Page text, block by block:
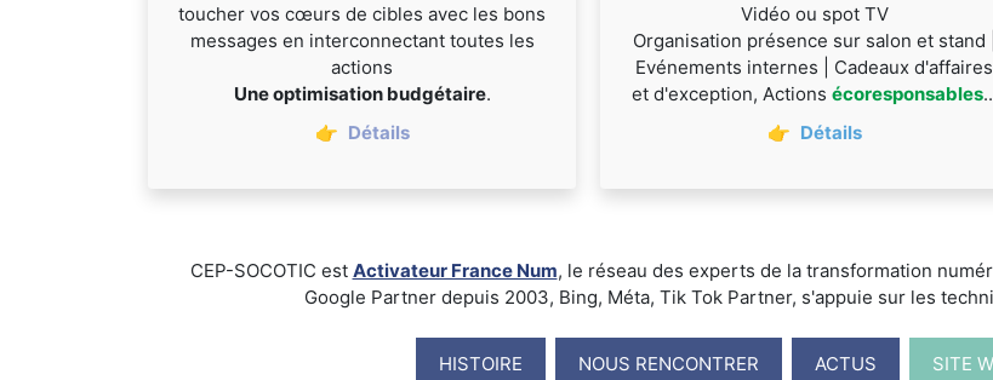
toucher vos cœurs de cibles avec les bons
messages en interconnectant toutes les
actions
Une optimisation budgétaire.
👉 Détails
Vidéo ou spot TV
Organisation présence sur salon et stand |
Evénements internes | Cadeaux d'affaires
et d'exception, Actions écoresponsables
👉 Détails
CEP-SOCOTIC est Activateur France Num, le réseau des experts de la transformation
Google Partner depuis 2003, Bing, Méta, Tik Tok Partner, s'appuie sur les
HISTOIRE NOUS RENCONTRER ACTUS SITE